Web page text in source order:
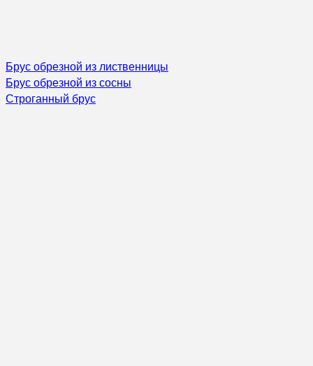
Брус обрезной из лиственницы
Брус обрезной из сосны
Строганный брус